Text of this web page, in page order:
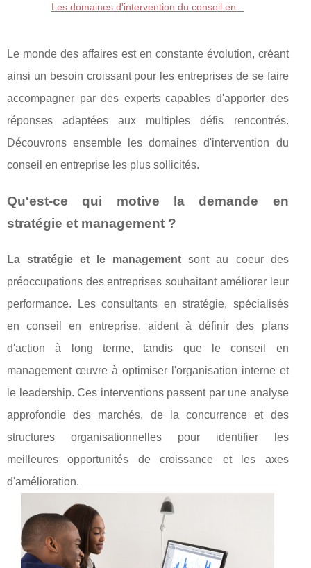
Les domaines d'intervention du conseil en...
Le monde des affaires est en constante évolution, créant
ainsi un besoin croissant pour les entreprises de se faire
accompagner par des experts capables d'apporter des
réponses adaptées aux multiples défis rencontrés.
Découvrons ensemble les domaines d'intervention du
conseil en entreprise les plus sollicités.
Qu'est-ce qui motive la demande en
stratégie et management ?
La stratégie et le management sont au coeur des
préoccupations des entreprises souhaitant améliorer leur
performance. Les consultants en stratégie, spécialisés
en conseil en entreprise, aident à définir des plans
d'action à long terme, tandis que le conseil en
management œuvre à optimiser l'organisation interne et
le leadership. Ces interventions passent par une analyse
approfondie des marchés, de la concurrence et des
structures organisationnelles pour identifier les
meilleures opportunités de croissance et les axes
d'amélioration.